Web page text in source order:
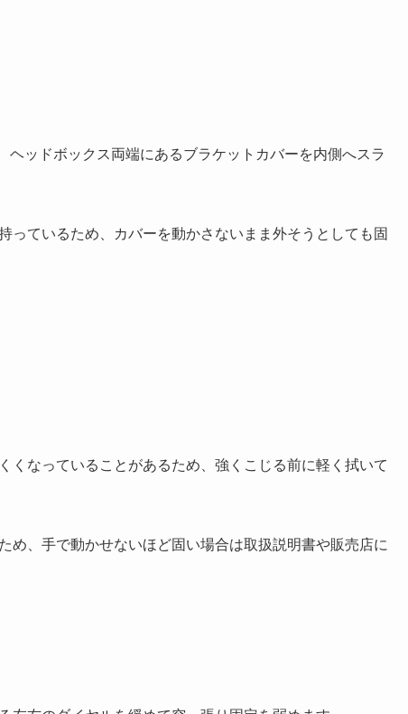
ッドボックス両端にあるブラケットカバーを内側へスラ
っているため、カバーを動かさないまま外そうとしても固
くなっていることがあるため、強くこじる前に軽く拭いて
め、手で動かせないほど固い場合は取扱説明書や販売店に